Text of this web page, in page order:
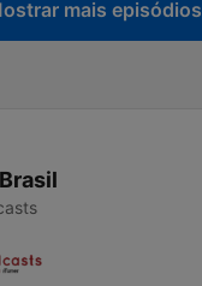
mais episódios